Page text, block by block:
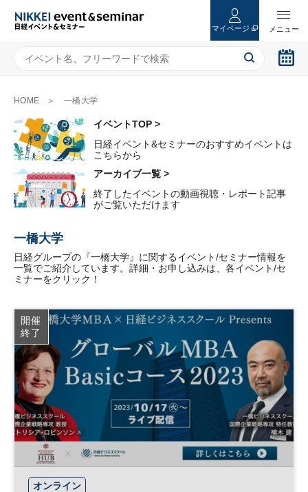
マイページ
HOME 一橋大学
イベントTOP >
日経イベント&セミナーのおすすめイベントは
こちらから
アーカイブ一覧 >
終了したイベントの動画視聴・レポート記事
がご覧いただけます
一橋大学
日経グループの『一橋大学』に関するイベント/セミナー情報を
一覧でご紹介しています。詳細・お申し込みは、各イベント/セ
ミナーをクリック！
開催
終了
オンライン